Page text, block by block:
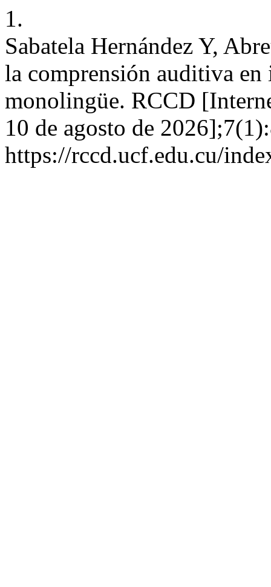
1.
Sabatela Hernández Y,
la comprensión auditiva
monolingüe. RCCD
10 de agosto de
https://rccd.ucf.edu.cu/